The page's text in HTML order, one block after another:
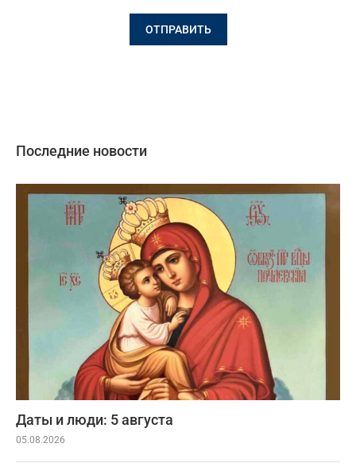
Последние новости
Даты и люди: 5 августа
05.08.2026